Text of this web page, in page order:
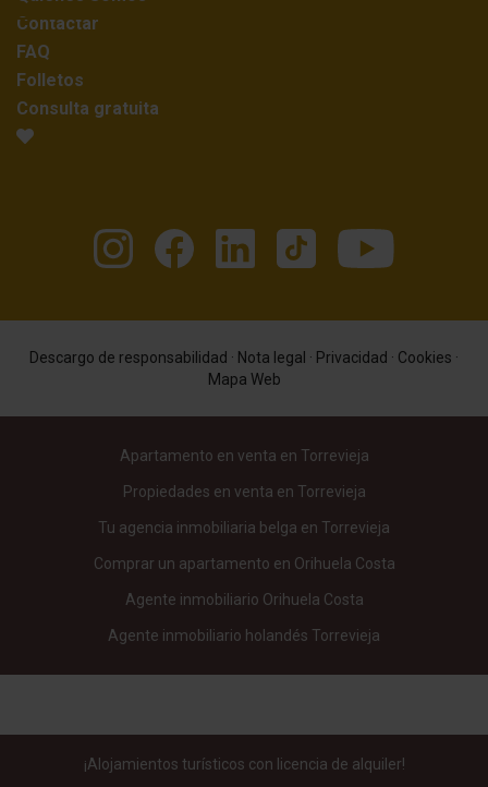
Contactar
FAQ
Folletos
Consulta gratuita
Descargo de responsabilidad · Nota legal · Privacidad · Cookies ·
Mapa Web
Apartamento en venta en Torrevieja
Propiedades en venta en Torrevieja
Tu agencia inmobiliaria belga en Torrevieja
Comprar un apartamento en Orihuela Costa
Agente inmobiliario Orihuela Costa
Agente inmobiliario holandés Torrevieja
¡Alojamientos turísticos con licencia de alquiler!